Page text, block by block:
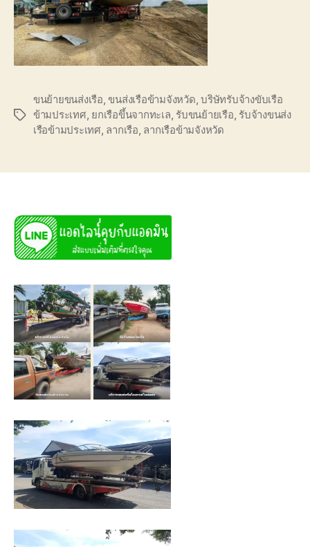
Tags
ขนย้ายขนส่งเรือ,ขนส่งเรือข้ามจังหวัด,บริษัทรับจ้างขับเรือ
ข้ามประเทศ, ยกเรือขึ้นจากทะเล, รับขนย้ายเรือ, รับจ้างขนส่ง
เรือข้ามประเทศ, ลากเรือ, ลากเรือข้ามจังหวัด